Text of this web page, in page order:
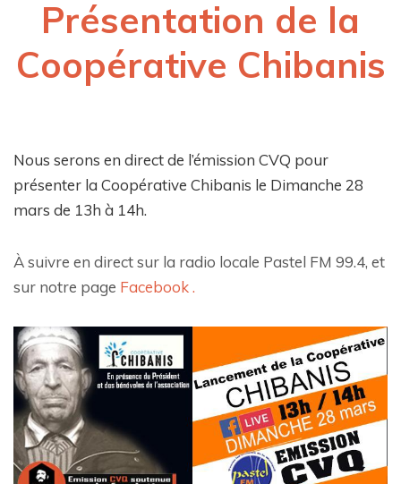
Présentation de la
Coopérative Chibanis
Nous serons en direct de l’émission CVQ pour
présenter la Coopérative Chibanis le Dimanche 28
mars de 13h à 14h.
À suivre en direct sur la radio locale Pastel FM 99.4, et
sur notre page Facebook .